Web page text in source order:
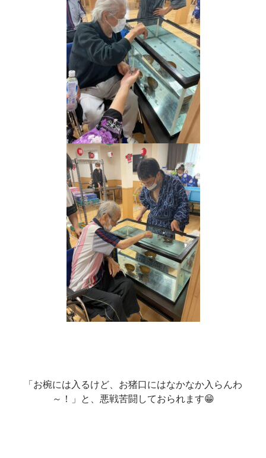
「お椀には入るけど、お猪口にはなかなか入らんわ
～！」と、悪戦苦闘しておられます😁